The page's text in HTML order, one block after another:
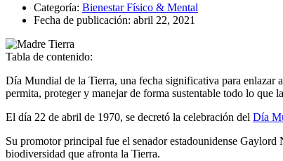
Categoría: Bienestar Físico & Mental
Fecha de publicación: abril 22, 2021
Tabla de contenido:
Día Mundial de la Tierra, una fecha significativa para enlazar
permita, proteger y manejar de forma sustentable todo lo que
El día 22 de abril de 1970, se decretó la celebración del Día
Su promotor principal fue el senador estadounidense
biodiversidad que afronta la Tierra.